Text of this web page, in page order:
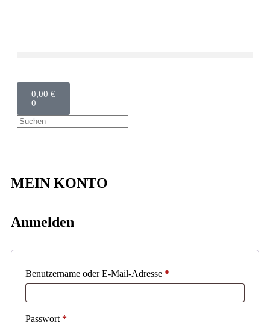
0,00 €
0
MEIN KONTO
Anmelden
Benutzername oder E-Mail-Adresse *
Passwort *